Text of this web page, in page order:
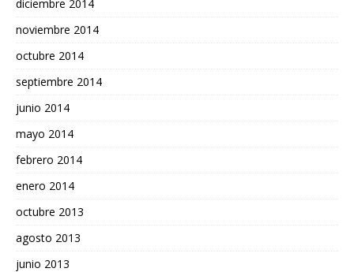
diciembre 2014
noviembre 2014
octubre 2014
septiembre 2014
junio 2014
mayo 2014
febrero 2014
enero 2014
octubre 2013
agosto 2013
junio 2013